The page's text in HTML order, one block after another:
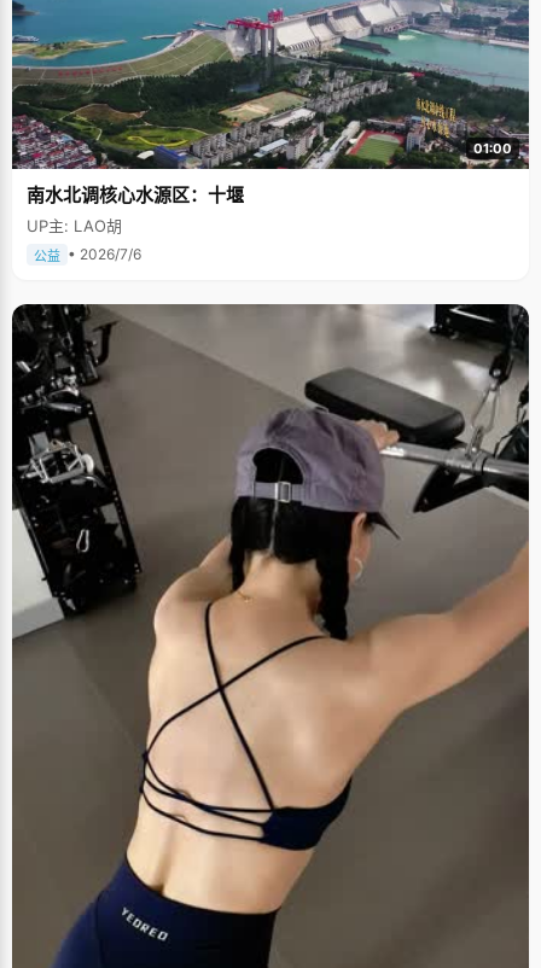
01:00
南水北调核心水源区：十堰
UP主: LAO胡
公益 • 2026/7/6